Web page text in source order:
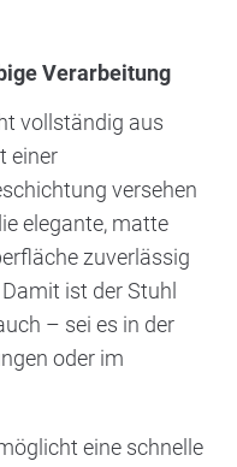
Verarbeitung
vollständig aus
einer
versehen
elegante, matte
zuverlässig
ist der Stuhl
– sei es in der
oder im
eine schnelle